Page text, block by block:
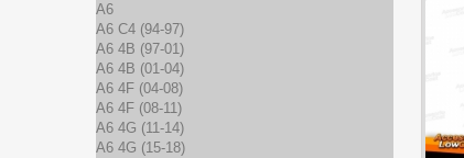
A6
A6 C4 (94-97)
A6 4B (97-01)
A6 4B (01-04)
A6 4F (04-08)
A6 4F (08-11)
A6 4G (11-14)
A6 4G (15-18)